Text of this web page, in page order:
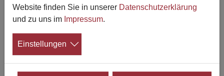
Suchen
Website finden Sie in unserer Datenschutzerklärung
und zu uns im Impressum.
Einstellungen